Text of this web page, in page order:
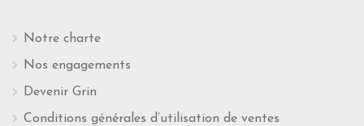
Notre charte
Nos engagements
Devenir Grin
Conditions générales d’utilisation de ventes